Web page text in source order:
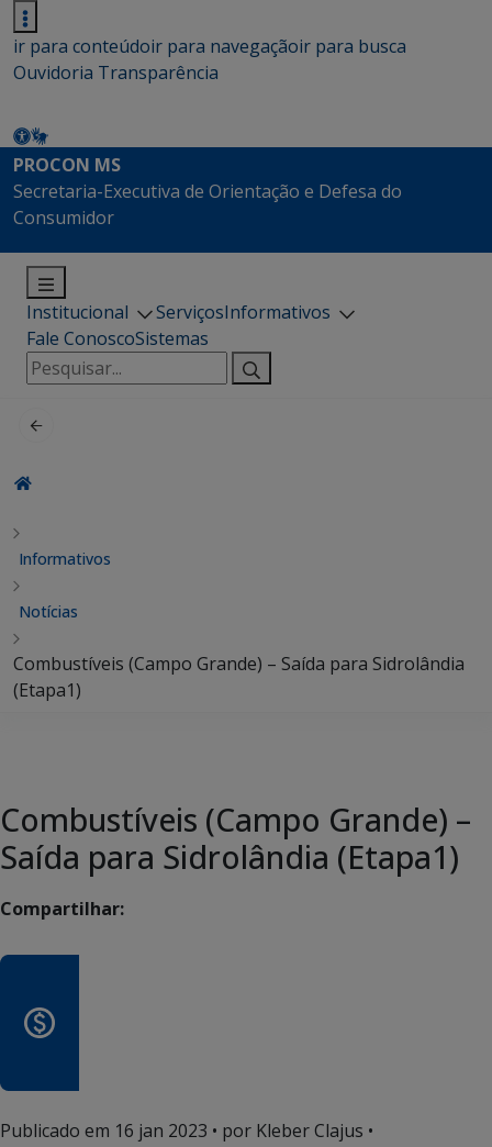
ir para conteúdoir para navegaçãoir para busca
Ouvidoria Transparência
PROCON MS
Secretaria-Executiva de Orientação e Defesa do
Consumidor
Institucional ServiçosInformativos
Fale ConoscoSistemas
Pesquisar
por:
Informativos
Notícias
Combustíveis (Campo Grande) – Saída para Sidrolândia
(Etapa1)
Combustíveis (Campo Grande) –
Saída para Sidrolândia (Etapa1)
Compartilhar:
Publicado em 16 jan 2023 • por Kleber Clajus •